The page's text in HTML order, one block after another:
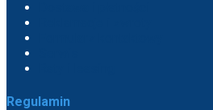
Regulamin